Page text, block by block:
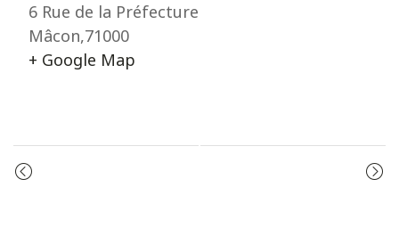
6 Rue de la Préfecture
Mâcon,71000
+ Google Map
Event